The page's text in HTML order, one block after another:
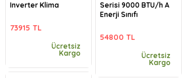
Inverter Klima
73915 TL
Ücretsiz
Kargo
Serisi 9000 BTU/h A
Enerji Sınıfı
54800 TL
Ücretsiz
Kargo